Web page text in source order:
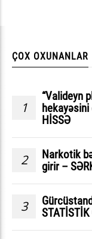
ÇOX OXUNANLAR
1
“Valideyn
hekayəsini
HİSSƏ
2
Narkotik
girir –
3